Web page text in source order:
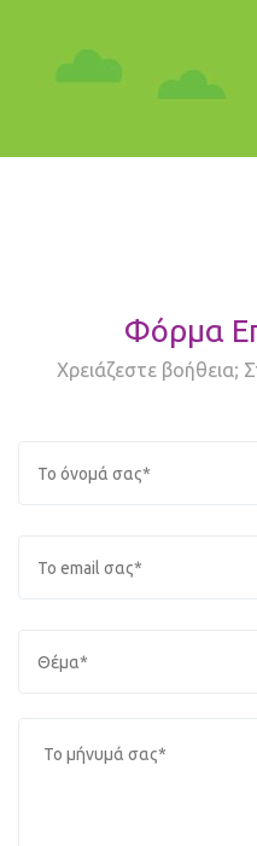
Φόρμα
Χρειάζεστε βοήθεια;